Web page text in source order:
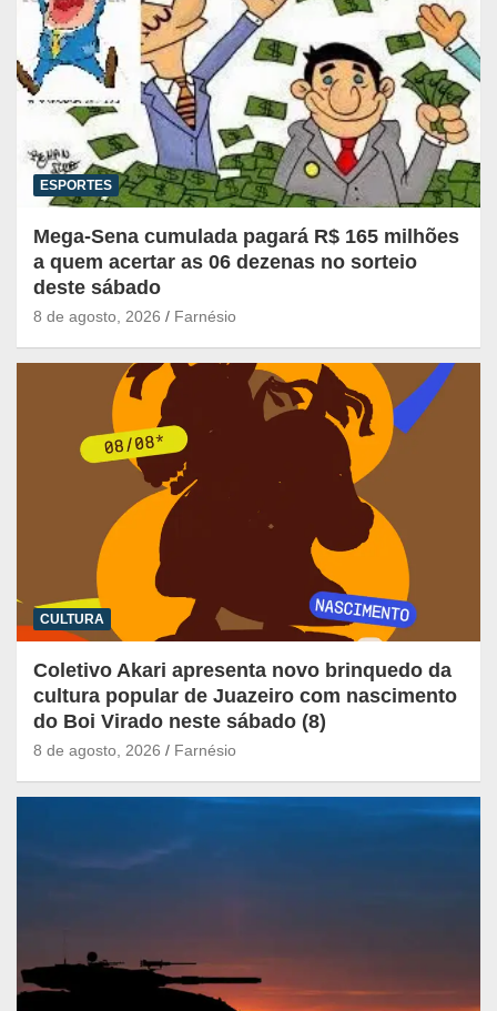
ESPORTES
Mega-Sena cumulada pagará R$ 165 milhões
a quem acertar as 06 dezenas no sorteio
deste sábado
8 de agosto, 2026 Farnésio
CULTURA
Coletivo Akari apresenta novo brinquedo da
cultura popular de Juazeiro com nascimento
do Boi Virado neste sábado (8)
8 de agosto, 2026 Farnésio